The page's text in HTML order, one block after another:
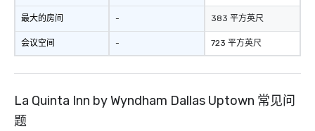
最大的房间
会议空间
-
-
383 平方英尺
723 平方英尺
La Quinta Inn by Wyndham Dallas Uptown 常见问
题